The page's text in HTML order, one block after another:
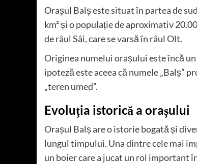
Orașul Balș este situat în partea de
km² și o populație de aproximativ
de râul Sâi, care se varsă în râul Olt.
Originea numelui orașului este încă
ipoteză este aceea că numele „Balș”
„teren umed”.
Evoluția istorică a orașului
Orașul Balș are o istorie bogată și
lungul timpului. Una dintre cele mai
un boier care a jucat un rol important